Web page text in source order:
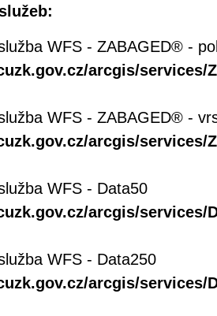
WFS - ZABAGED® -
arcgis/services/
WFS - ZABAGED® -
arcgis/services/
WFS - Data50
arcgis/services/
WFS - Data250
arcgis/services/